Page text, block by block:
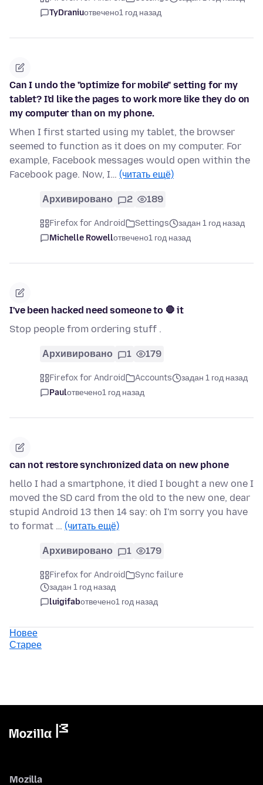
TyDraniuотвечено1 год назад
Can I undo the "optimize for mobile" setting for my
tablet? I'd like the pages to work more like they do on
my computer than on my phone.
When I first started using my tablet, the browser
seemed to function as it does on my computer. For
example, Facebook messages would open within the
Facebook page. Now, I… (читать ещё)
Архивировано 2 189
Firefox for Android Settings
задан 1 год назад
Michelle Rowellотвечено1 год назад
I've been hacked need someone to 🛑 it
Stop people from ordering stuff .
Архивировано 1 179
Firefox for Android Accounts
задан 1 год назад
Paulотвечено1 год назад
can not restore synchronized data on new phone
hello I had a smartphone, it died I bought a new one I
moved the SD card from the old to the new one, dear
stupid Android 13 then 14 say: oh I'm sorry you have
to format … (читать ещё)
Архивировано 1 179
Firefox for Android
Sync failure
задан 1 год назад
luigifabотвечено1 год назад
Новее
Старее
Mozilla